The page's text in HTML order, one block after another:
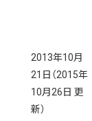
2013年10月
21日 （2015年
10月26日 更
新）